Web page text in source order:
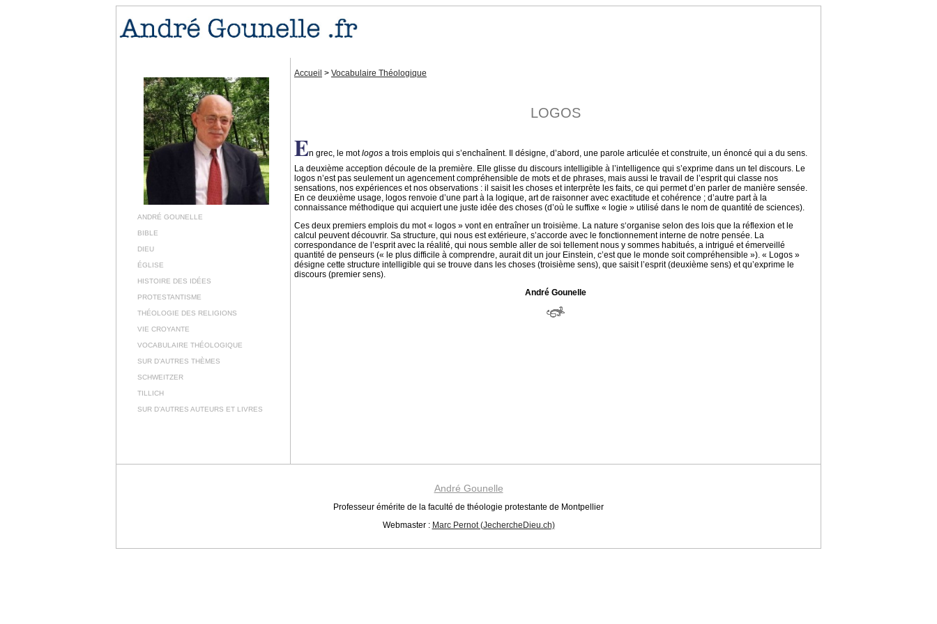
ANDRÉ GOUNELLE
BIBLE
DIEU
ÉGLISE
HISTOIRE DES IDÉES
PROTESTANTISME
THÉOLOGIE DES RELIGIONS
VIE CROYANTE
VOCABULAIRE THÉOLOGIQUE
SUR D’AUTRES THÈMES
SCHWEITZER
TILLICH
SUR D’AUTRES AUTEURS ET LIVRES
Accueil > Vocabulaire Théologique
LOGOS
En grec, le motlogos a trois emplois qui s’enchaînent. Il désigne, d’abord, une parole articulée et construite, un énoncé qui a du sens.
La deuxième acception découle de la première. Elle glisse du discours intelligible à l’intelligence qui s’exprime dans un tel discours. Le
logos n’est pas seulement un agencement compréhensible de mots et de phrases, mais aussi le travail de l’esprit qui classe nos
sensations, nos expériences et nos observations : il saisit les choses et interprète les faits, ce qui permet d’en parler de manière sensée.
En ce deuxième usage, logos renvoie d’une part à la logique, art de raisonner avec exactitude et cohérence ; d’autre part à la
connaissance méthodique qui acquiert une juste idée des choses (d’où le suffixe « logie » utilisé dans le nom de quantité de sciences).
Ces deux premiers emplois du mot « logos » vont en entraîner un troisième. La nature s‘organise selon des lois que la réflexion et le
calcul peuvent découvrir. Sa structure, qui nous est extérieure, s’accorde avec le fonctionnement interne de notre pensée. La
correspondance de l’esprit avec la réalité, qui nous semble aller de soi tellement nous y sommes habitués, a intrigué et émerveillé
quantité de penseurs (« le plus difficile à comprendre, aurait dit un jour Einstein, c’est que le monde soit compréhensible »). « Logos »
désigne cette structure intelligible qui se trouve dans les choses (troisième sens), que saisit l’esprit (deuxième sens) et qu’exprime le
discours (premier sens).
André Gounelle
André Gounelle
Professeur émérite de la faculté de théologie protestante de Montpellier
Webmaster : Marc Pernot (JechercheDieu.ch)